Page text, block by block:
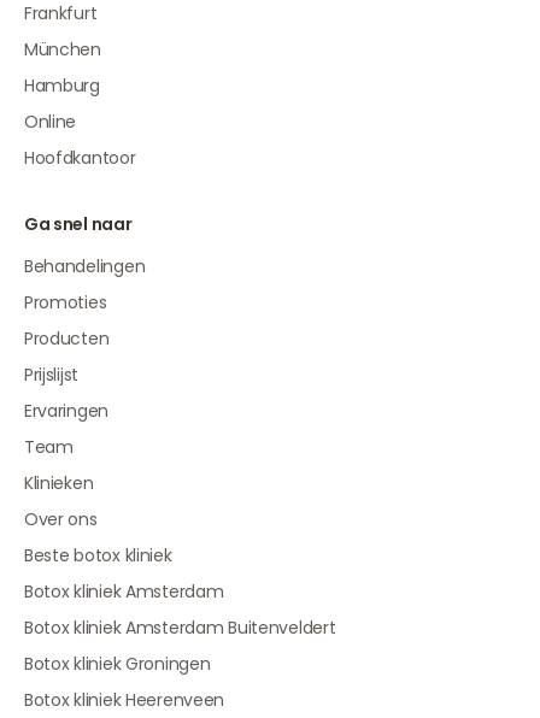
Frankfurt
München
Hamburg
Online
Hoofdkantoor
Ga snel naar
Behandelingen
Promoties
Producten
Prijslijst
Ervaringen
Team
Klinieken
Over ons
Beste botox kliniek
Botox kliniek Amsterdam
Botox kliniek Amsterdam Buitenveldert
Botox kliniek Groningen
Botox kliniek Heerenveen